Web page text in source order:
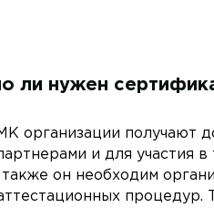
ли нужен
организации получают
и для участия
он необходим
процедур.